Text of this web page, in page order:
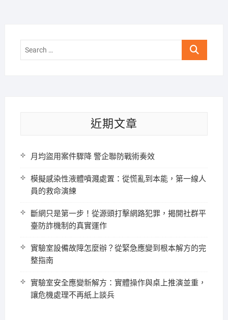
Search
近期文章
月均盜用案件驟降 警企聯防戰術奏效
模擬感染性液體噴濺處置：從慌亂到本能，第一線人
員的救命演練
斷網只是第一步！從源頭打擊網路犯罪，揭開社群平
臺防詐機制的真實運作
實驗室設備故障怎麼辦？從緊急應變到根本解方的完
整指南
實驗室安全應變新解方：實體操作與桌上推演並重，
讓危機處理不再紙上談兵